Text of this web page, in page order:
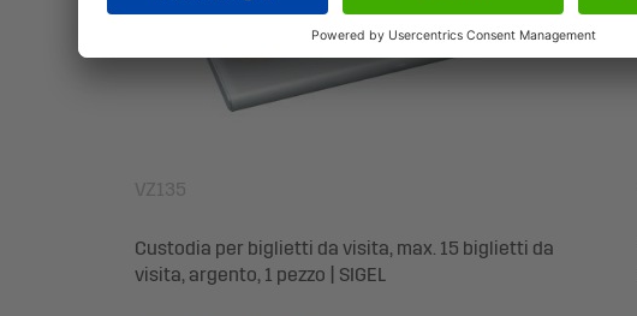
VZ135
Custodia per biglietti da visita, max. 15 biglietti da
visita, argento, 1 pezzo | SIGEL